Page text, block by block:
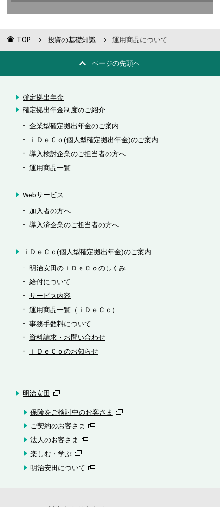
TOP 投資の基礎知識 運用商品について
ページの先頭へ
確定拠出年金
確定拠出年金制度のご紹介
企業型確定拠出年金のご案内
ｉＤｅＣｏ(個人型確定拠出年金)のご案内
導入検討企業のご担当者の方へ
運用商品一覧
Webサービス
加入者の方へ
導入済企業のご担当者の方へ
ｉＤｅＣｏ(個人型確定拠出年金)のご案内
明治安田のｉＤｅＣｏのしくみ
給付について
サービス内容
運用商品一覧（ｉＤｅＣｏ）
事務手数料について
資料請求・お問い合わせ
ｉＤｅＣｏのお知らせ
明治安田
保険をご検討中のお客さま
ご契約のお客さま
法人のお客さま
楽しむ・学ぶ
明治安田について